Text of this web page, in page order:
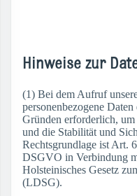
Hinweise zur
(1) Bei dem Aufruf
personenbezogene
Gründen erforderlich, um
und die Stabilität und
Rechtsgrundlage ist Art.
DSGVO in Verbindung
Holsteinisches Gesetz
(LDSG).